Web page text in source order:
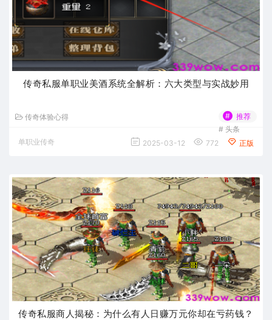
传奇私服单职业美酒系统全解析：六大类型与实战妙用
传奇体验心得 #
推荐
# 头条
单职业传奇
2025-03-12 772 正版
传奇私服商人揭秘：为什么有人日赚万元你却在亏药钱？